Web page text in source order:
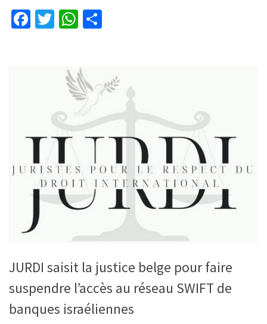
Facebook
TwitterWhatsApp
JURDI saisit la justice belge pour faire
suspendre l’accès au réseau SWIFT de
banques israéliennes